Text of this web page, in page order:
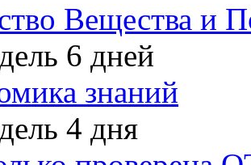
Вещества и
6 дней
знаний
4 дня